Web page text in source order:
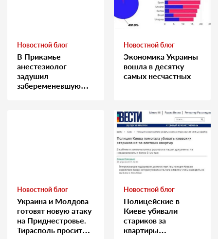
Новостной блог
В Прикамье
анестезиолог
задушил
забеременевшую
Новостной блог
Экономика Украины
вошла в десятку
самых несчастных
Новостной блог
Украина и Молдова
готовят новую атаку
на Приднестровье.
Тирасполь просит
Новостной блог
Полицейские в
Киеве убивали
стариков за
квартиры…